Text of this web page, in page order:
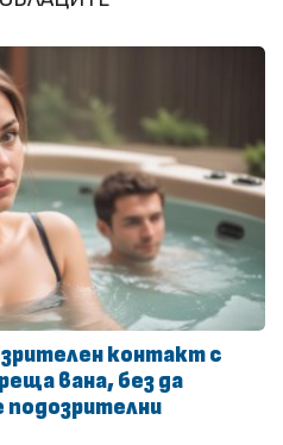
зрителен контакт с
вана, без да
подозрителни